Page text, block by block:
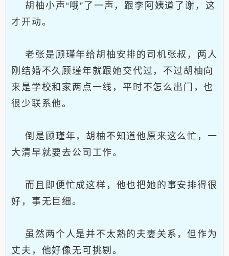
胡柚小声“哦”了一声，跟李阿姨道了谢，这
才开动。
老张是顾瑾年给胡柚安排的司机张叔，两人
刚结婚不久顾瑾年就跟她交代过，不过胡柚向
来是学校和家两点一线，平时不怎么出门，也
很少联系他。
倒是顾瑾年，胡柚不知道他原来这么忙，一
大清早就要去公司工作。
而且即便忙成这样，他也把她的事安排得很
好，事无巨细。
虽然两个人是并不太熟的夫妻关系，但作为
丈夫，他好像无可挑剔。